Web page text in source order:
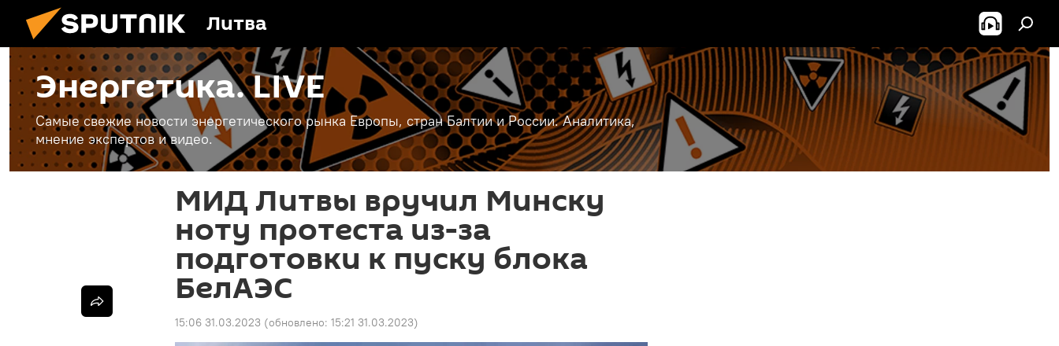
Литва
Энергетика. LIVE
Самые свежие новости энергетического рынка Европы, стран Балтии и России. Аналитика,
мнение экспертов и видео.
МИД Литвы вручил Минску
ноту протеста из-за
подготовки к пуску блока
БелАЭС
15:06 31.03.2023 (обновлено: 15:21 31.03.2023)